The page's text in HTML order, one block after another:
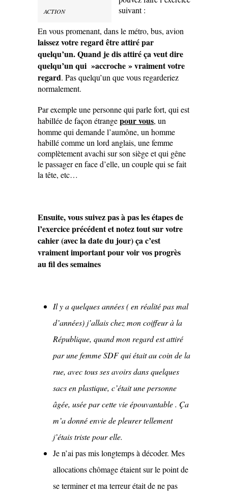
ACTION
suivant :
En vous promenant, dans le métro, bus, avion
laissez votre regard être attiré par
quelqu’un.Quand je dis attiré ça veut dire
quelqu’un qui »accroche » vraiment votre
regard. Pas quelqu’un que vous regarderiez
normalement.
Par exemple une personne qui parle fort, qui est
habillée de façon étrangepour vous, un
homme qui demande l’aumône, un homme
habillé comme un lord anglais, une femme
complètement avachi sur son siège et qui gêne
le passager en face d’elle, un couple qui se fait
la tête, etc…
Ensuite, vous suivez pas à pas les étapes de
l’exercice précédent et notez tout sur votre
cahier (avec la date du jour) ça c’est
vraiment important pour voir vos progrès
au fil des semaines
Il y a quelques années ( en réalité pas mal
d’années) j’allais chez mon coiffeur à la
République, quand mon regard est attiré
par une femme SDF qui était au coin de la
rue, avec tous ses avoirs dans quelques
sacs en plastique, c’était une personne
âgée, usée par cette vie épouvantable . Ça
m’a donné envie de pleurer tellement
j’étais triste pour elle.
Je n’ai pas mis longtemps à décoder. Mes
allocations chômage étaient sur le point de
se terminer et ma terreur était de ne pas